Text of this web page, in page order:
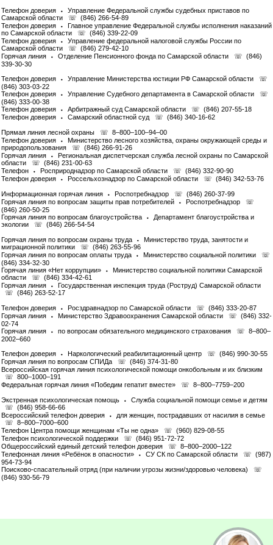
Телефон доверия ⬩ Управление Федеральной службы судебных приставов по
Самарской области ☏ (846) 266-54-89
Телефон доверия ⬩ Главное управление Федеральной службы исполнения наказаний
по Самарской области ☏ (846) 339-22-09
Телефон доверия ⬩ Управление федеральной налоговой службы России по
Самарской области ☏ (846) 279-42-10
Горячая линия ⬩ Отделение Пенсионного фонда по Самарской области ☏ (846)
339-30-30
Телефон доверия ⬩ Управление Министерства юстиции РФ Самарской области ☏
(846) 303-03-22
Телефон доверия ⬩ Управление Судебного департамента в Самарской области ☏
(846) 333-00-38
Телефон доверия ⬩ Арбитражный суд Самарской области ☏ (846) 207-55-18
Телефон доверия ⬩ Самарский областной суд ☏ (846) 340-16-62
Прямая линия лесной охраны ☏ 8–800–100–94–00
Телефон доверия ⬩ Министерство лесного хозяйства, охраны окружающей среды и
природопользования ☏ (846) 266-91-26
Горячая линия ⬩ Региональная диспетчерская служба лесной охраны по Самарской
области ☏ (846) 231-00-63
Телефон ⬩ Росприроднадзор по Самарской области ☏ (846) 332-90-90
Телефон доверия ⬩ Россельхознадзор по Самарской области ☏ (846) 342-53-76
Информационная горячая линия ⬩ Роспотребнадзор ☏ (846) 260-37-99
Горячая линия по вопросам защиты прав потребителей ⬩ Роспотребнадзор ☏
(846) 260-50-25
Горячая линия по вопросам благоустройства ⬩ Департамент благоустройства и
экологии ☏ (846) 266-54-54
Горячая линия по вопросам охраны труда ⬩ Министерство труда, занятости и
миграционной политики ☏ (846) 263-55-96
Горячая линия по вопросам оплаты труда ⬩ Министерство социальной политики ☏
(846) 334-32-30
Горячая линия «Нет коррупции» ⬩ Министерство социальной политики Самарской
области ☏ (846) 334-42-61
Горячая линия ⬩ Государственная инспекция труда (Роструд) Самарской области
☏ (846) 263-52-17
Телефон доверия ⬩ Росздравнадзор по Самарской области ☏ (846) 333-20-87
Горячая линия ⬩ Министерство Здравоохранения Самарской области ☏ (846) 332-
02-74
Горячая линия ⬩ по вопросам обязательного медицинского страхования ☏ 8–800–
2002–660
Телефон доверия ⬩ Наркологический реабилитационный центр ☏ (846) 990-30-55
Горячая линия по вопросам СПИДа ☏ (846) 374-31-80
Всероссийская горячая линия психологической помощи онкобольным и их близким
☏ 800–1000–191
Федеральная горячая линия «Победим гепатит вместе» ☏ 8–800–7759–200
Экстренная психологическая помощь ⬩ Служба социальной помощи семье и детям
☏ (846) 958-66-66
Всероссийский телефон доверия ⬩ для женщин, пострадавших от насилия в семье
☏ 8–800–7000–600
Телефон Центра помощи женщинам «Ты не одна» ☏ (960) 829-08-55
Телефон психологической поддержки ☏ (846) 951-72-72
Общероссийский единый детский телефон доверия ☏ 8–800–2000–122
Телефонная линия «Ребёнок в опасности» ⬩ СУ СК по Самарской области ☏ (987)
954-73-94
Поисково-спасательный отряд (при наличии угрозы жизни/здоровью человека) ☏
(846) 930-56-79